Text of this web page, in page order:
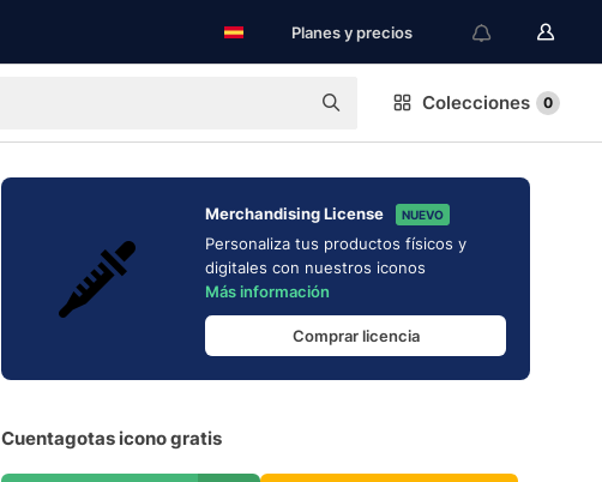
Planes y precios
Colecciones 0
Merchandising License NUEVO
Personaliza tus productos físicos y
digitales con nuestros iconos
Más información
Comprar licencia
Cuentagotas icono gratis